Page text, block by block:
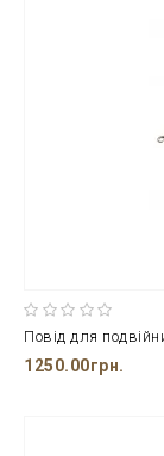
1250.00грн.